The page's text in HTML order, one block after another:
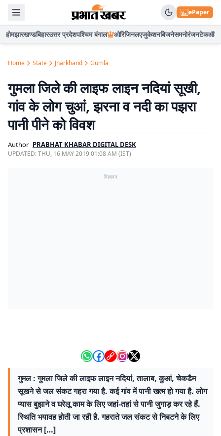
ePaper
होमझारखण्डबिहारउत्तर प्रदेशपश्चिम बंगाल ओरिजिनलएजुकेशनबिजनेसमनोरंजनटेकऑटो
Home State Jharkhand Gumla
गुमला जिले की लाइफ लाइन नदियां सूखी,
गांव के लोग चुआं, झरना व नदी का पझरा
पानी पीने को विवश
Author PRABHAT KHABAR DIGITAL DESK
UPDATED:THU, 16 MAY 2019 01:08 AM (IST)
विज्ञापन
गुमल : गुमला जिले की लाइफ लाइन नदियां, तालाब, कुआं, चेकडैम
सूखने से जल संकट गहरा गया है. कई गांव में पानी खत्म हो गया है. लोग
प्यास बुझाने व घरेलू काम के लिए जहां-तहां से पानी जुगाड़ कर रहे हैं.
स्थिति भयावह होती जा रही है. गहराते जल संकट से निबटने के लिए
प्रशासन […]